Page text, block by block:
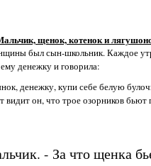
щенок, котенок и
был сын-школьник. Каждое
денежку и говорила:
денежку, купи себе белую
видит он, что трое озорников бьют
- За что щенка